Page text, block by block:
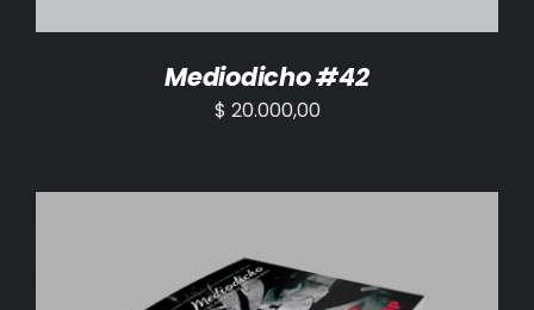
Mediodicho #42
$ 20.000,00